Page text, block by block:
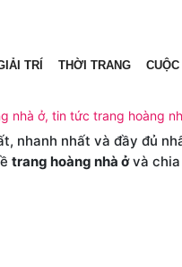
TRÍ THỜI TRANG
nhà ở, tin tức trang hoàng
nhanh nhất và đầy đủ
trang hoàng nhà ởvà chia